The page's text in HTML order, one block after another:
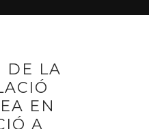
DE LA
EN
A